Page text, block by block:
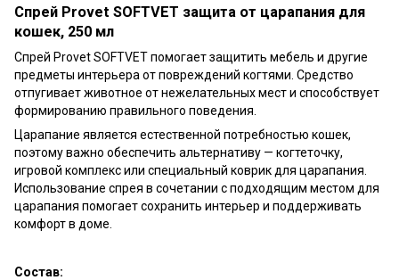
Спрей Provet SOFTVET защита от царапания для
кошек, 250 мл
Спрей Provet SOFTVET помогает защитить мебель и другие
предметы интерьера от повреждений когтями. Средство
отпугивает животное от нежелательных мест и способствует
формированию правильного поведения.
Царапание является естественной потребностью кошек,
поэтому важно обеспечить альтернативу — когтеточку,
игровой комплекс или специальный коврик для царапания.
Использование спрея в сочетании с подходящим местом для
царапания помогает сохранить интерьер и поддерживать
комфорт в доме.
Состав: